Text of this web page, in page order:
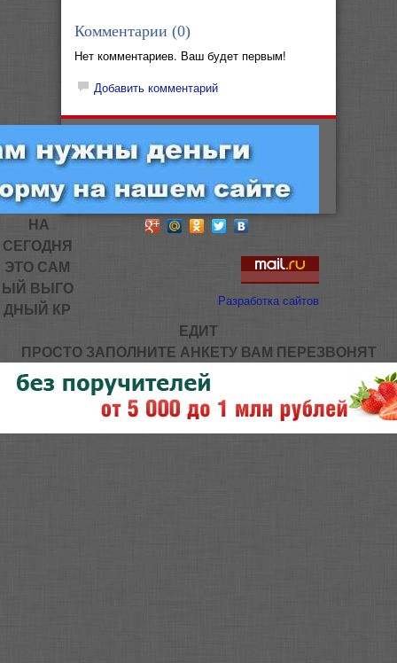
Комментарии (0)
Нет комментариев. Ваш будет первым!
Добавить комментарий
Разработка сайтов
НА
СЕГОДНЯ
ЭТО САМ
ЫЙ ВЫГО
ДНЫЙ КР
ЕДИТ
ПРОСТО ЗАПОЛНИТЕ АНКЕТУ ВАМ ПЕРЕЗВОНЯТ